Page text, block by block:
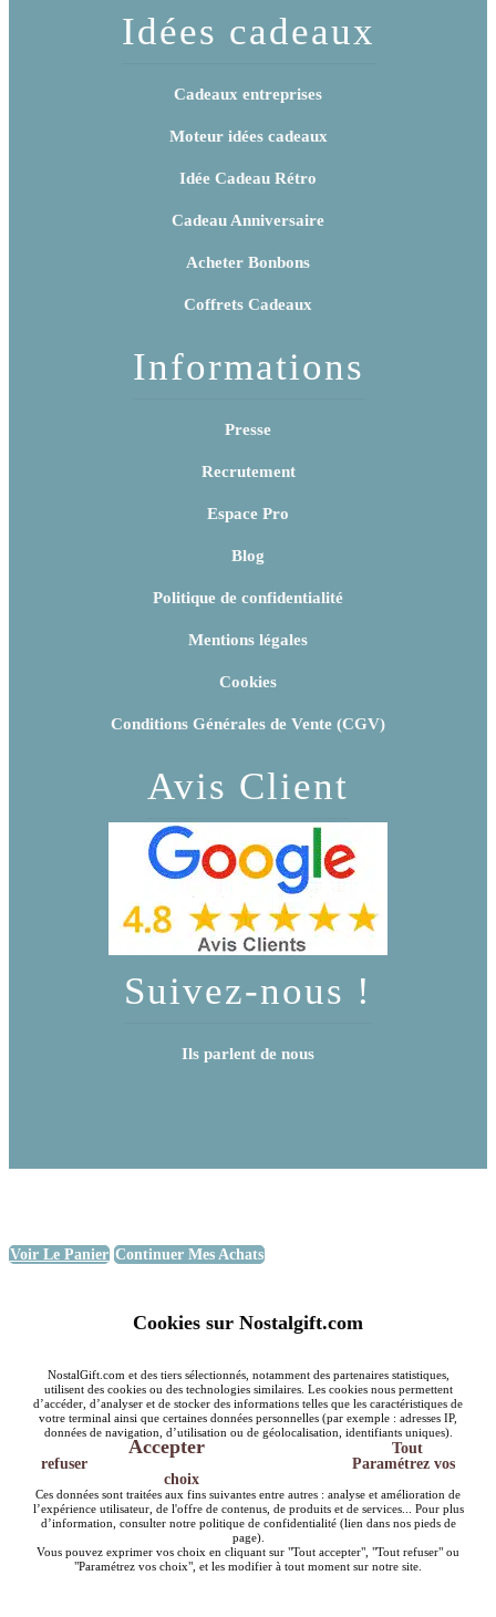
Idées cadeaux
Cadeaux entreprises
Moteur idées cadeaux
Idée Cadeau Rétro
Cadeau Anniversaire
Acheter Bonbons
Coffrets Cadeaux
Informations
Presse
Recrutement
Espace Pro
Blog
Politique de confidentialité
Mentions légales
Cookies
Conditions Générales de Vente (CGV)
Avis Client
Suivez-nous !
Ils parlent de nous
Voir Le Panier Continuer Mes Achats
Cookies sur Nostalgift.com
NostalGift.com et des tiers sélectionnés, notamment des partenaires statistiques,
utilisent des cookies ou des technologies similaires. Les cookies nous permettent
d’accéder, d’analyser et de stocker des informations telles que les caractéristiques de
votre terminal ainsi que certaines données personnelles (par exemple : adresses IP,
données de navigation, d’utilisation ou de géolocalisation, identifiants uniques).
Accepter
Tout
refuser
Paramétrez vos
choix
Ces données sont traitées aux fins suivantes entre autres : analyse et amélioration de
l’expérience utilisateur, de l'offre de contenus, de produits et de services... Pour plus
d’information, consulter notre politique de confidentialité (lien dans nos pieds de
page).
Vous pouvez exprimer vos choix en cliquant sur "Tout accepter", "Tout refuser" ou
"Paramétrez vos choix", et les modifier à tout moment sur notre site.